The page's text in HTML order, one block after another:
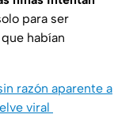
para ser
habían
razón aparente a
viral